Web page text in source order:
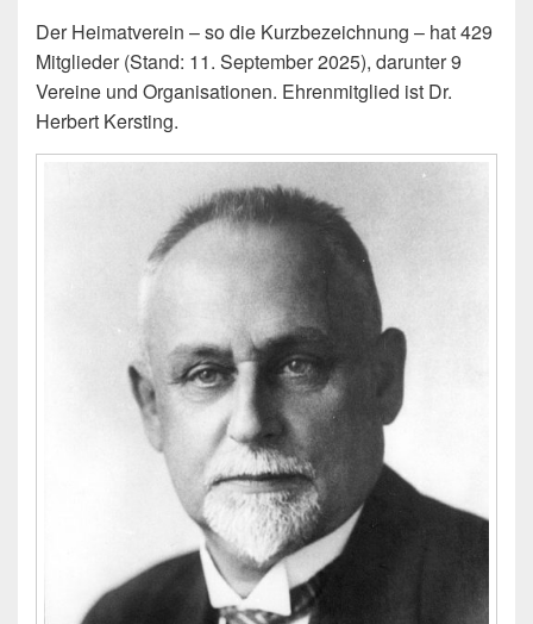
Der Heimatverein – so die Kurzbezeichnung – hat 429
Mitglieder (Stand: 11. September 2025), darunter 9
Vereine und Organisationen. Ehrenmitglied ist Dr.
Herbert Kersting.